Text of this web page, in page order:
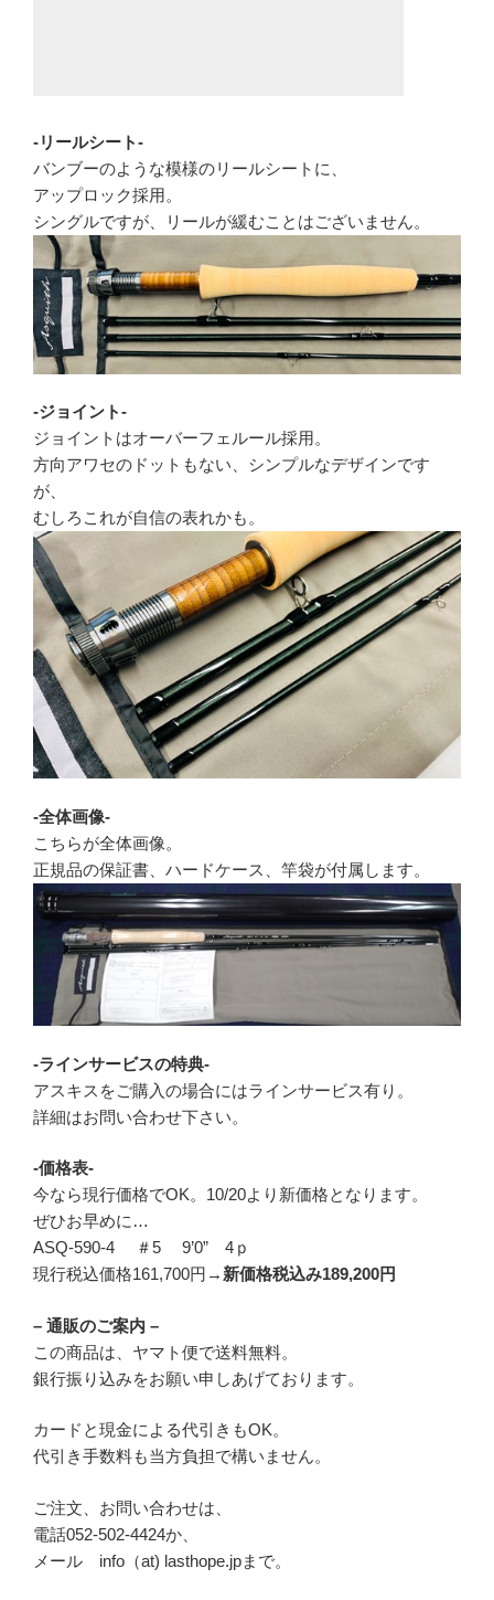
-リールシート-
バンブーのような模様のリールシートに、
アップロック採用。
シングルですが、リールが緩むことはございません。
-ジョイント-
ジョイントはオーバーフェルール採用。
方向アワセのドットもない、シンプルなデザインです
が、
むしろこれが自信の表れかも。
-全体画像-
こちらが全体画像。
正規品の保証書、ハードケース、竿袋が付属します。
-ラインサービスの特典-
アスキスをご購入の場合にはラインサービス有り。
詳細はお問い合わせ下さい。
-価格表-
今なら現行価格でOK。10/20より新価格となります。
ぜひお早めに…
ASQ-590-4 ＃5 9’0” 4ｐ
現行税込価格161,700円→ 新価格税込み189,200円
– 通販のご案内 –
この商品は、ヤマト便で送料無料。
銀行振り込みをお願い申しあげております。
カードと現金による代引きもOK。
代引き手数料も当方負担で構いません。
ご注文、お問い合わせは、
電話052-502-4424か、
メール info（at) lasthope.jpまで。